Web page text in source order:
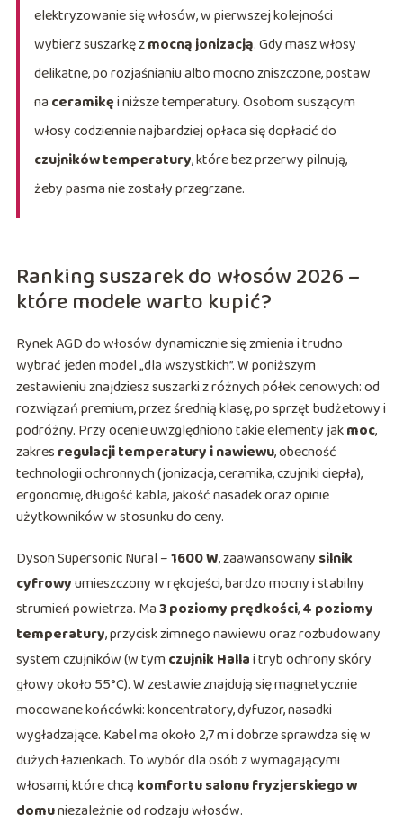
elektryzowanie się włosów, w pierwszej kolejności
wybierz suszarkę zmocną jonizacją. Gdy masz włosy
delikatne, po rozjaśnianiu albo mocno zniszczone, postaw
na ceramikęi niższe temperatury. Osobom suszącym
włosy codziennie najbardziej opłaca się dopłacić do
czujników temperatury, które bez przerwy pilnują,
żeby pasma nie zostały przegrzane.
Ranking suszarek do włosów 2026 –
które modele warto kupić?
Rynek AGD do włosów dynamicznie się zmienia i trudno
wybrać jeden model „dla wszystkich”. W poniższym
zestawieniu znajdziesz suszarki z różnych półek cenowych: od
rozwiązań premium, przez średnią klasę, po sprzęt budżetowy i
podróżny. Przy ocenie uwzględniono takie elementy jakmoc,
zakres regulacji temperatury i nawiewu, obecność
technologii ochronnych (jonizacja, ceramika, czujniki ciepła),
ergonomię, długość kabla, jakość nasadek oraz opinie
użytkowników w stosunku do ceny.
Dyson Supersonic Nural –1600 W, zaawansowany silnik
cyfrowyumieszczony w rękojeści, bardzo mocny i stabilny
strumień powietrza. Ma3 poziomy prędkości,4 poziomy
temperatury, przycisk zimnego nawiewu oraz rozbudowany
system czujników (w tymczujnik Hallai tryb ochrony skóry
głowy około 55°C). W zestawie znajdują się magnetycznie
mocowane końcówki: koncentratory, dyfuzor, nasadki
wygładzające. Kabel ma około 2,7 m i dobrze sprawdza się w
dużych łazienkach. To wybór dla osób z wymagającymi
włosami, które chcą komfortu salonu fryzjerskiego w
domuniezależnie od rodzaju włosów.